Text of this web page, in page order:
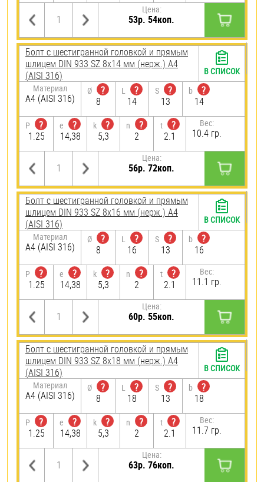
Цена:
53р. 54коп.
Болт с шестигранной головкой и прямым
шлицем DIN 933 SZ 8х14 мм (нерж.) A4
(AISI 316)
Материал
A4 (AISI 316)
Ø
?
8
L
?
14
S
?
13
b
?
14
P
?
1.25
e
?
14,38
k
?
5,3
n
?
2
t
?
2.1
Вес:
10.4 гр.
Цена:
56р. 72коп.
В СПИСОК
Болт с шестигранной головкой и прямым
шлицем DIN 933 SZ 8х16 мм (нерж.) A4
(AISI 316)
Материал
A4 (AISI 316)
Ø
?
8
L
?
16
S
?
13
b
?
16
P
?
1.25
e
?
14,38
k
?
5,3
n
?
2
t
?
2.1
Вес:
11.1 гр.
Цена:
60р. 55коп.
В СПИСОК
Болт с шестигранной головкой и прямым
шлицем DIN 933 SZ 8х18 мм (нерж.) A4
(AISI 316)
Материал
A4 (AISI 316)
Ø
?
8
L
?
18
S
?
13
b
?
18
P
?
1.25
e
?
14,38
k
?
5,3
n
?
2
t
?
2.1
Вес:
11.7 гр.
Цена:
63р. 76коп.
В СПИСОК